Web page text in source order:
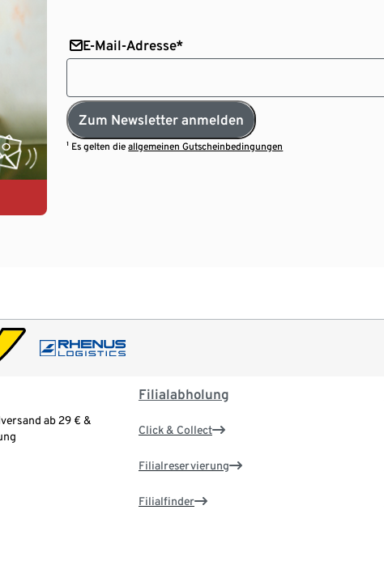
E-Mail-Adresse*
Zum Newsletter anmelden
¹ Es gelten dieallgemeinen Gutscheinbedingungen
ab 29 € &
Filialabholung
Click & Collect
Filialreservierung
Filialfinder